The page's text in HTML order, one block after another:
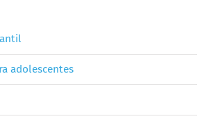
adolescentes